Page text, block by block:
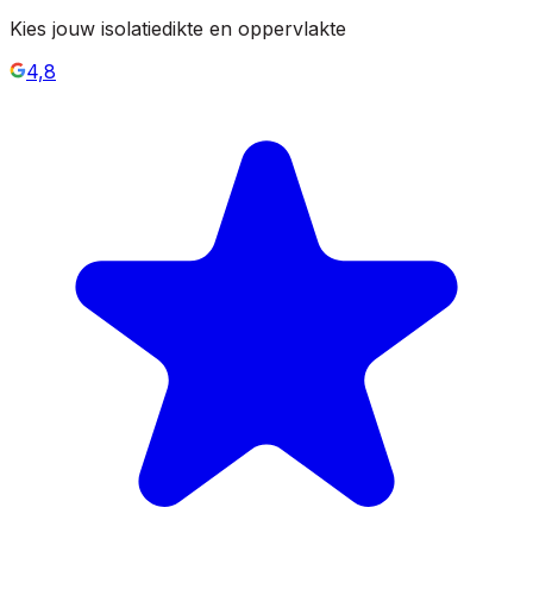
Kies jouw isolatiedikte en oppervlakte
4,8